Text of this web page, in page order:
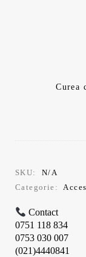
Curea
SKU:
N/A
Categorie:
Contact
0751 118 834
0753 030 007
(021)4440841